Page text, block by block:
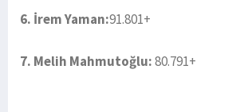
6. İrem Yaman:91.801+
7. Melih Mahmutoğlu:80.791+